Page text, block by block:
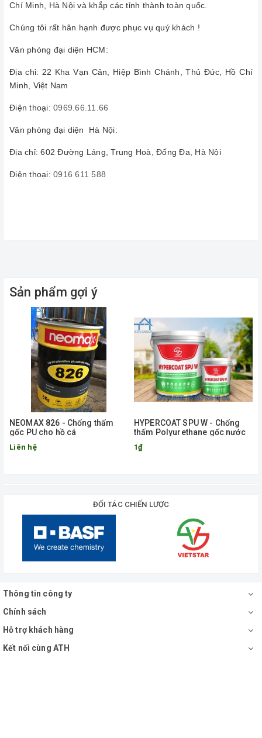
Chí Minh, Hà Nội và khắp các tỉnh thành toàn quốc.
Chúng tôi rất hân hạnh được phục vụ quý khách !
Văn phòng đại diện HCM:
Địa chỉ: 22 Kha Vạn Cân, Hiệp Bình Chánh, Thủ Đức, Hồ Chí
Minh, Việt Nam
Điện thoại: 0969.66.11.66
Văn phòng đại diện Hà Nội:
Địa chỉ: 602 Đường Láng, Trung Hoà, Đống Đa, Hà Nội
Điện thoại: 0916 611 588
Sản phẩm gợi ý
NEOMAX 826 - Chống thấm
gốc PU cho hồ cá
Liên hệ
HYPERCOAT SPU W - Chống
thấm Polyurethane gốc nước
1₫
ĐỐI TÁC CHIẾN LƯỢC
Thông tin công ty
Chính sách
Hỗ trợ khách hàng
Kết nối cùng ATH